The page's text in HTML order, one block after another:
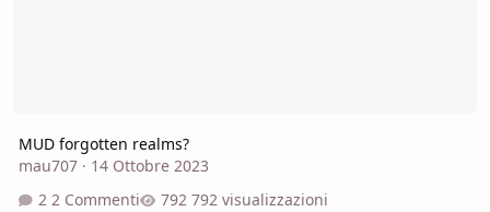
MUD forgotten realms?
mau707· 14 Ottobre 2023
2 Commenti
792 visualizzazioni